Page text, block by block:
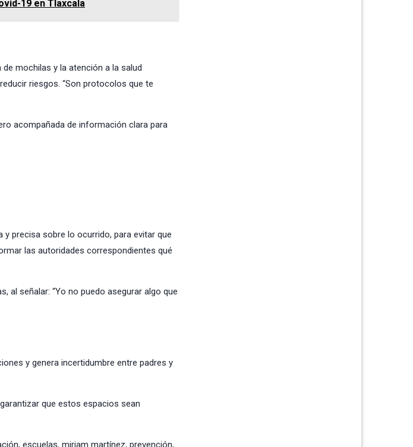
19 en Tlaxcala
mochilas y la atención a la salud
riesgos. “Son protocolos que te
acompañada de información clara para
precisa sobre lo ocurrido, para evitar que
las autoridades correspondientes qué
al señalar: “Yo no puedo asegurar algo que
y genera incertidumbre entre padres y
que estos espacios sean
, escuelas, miriam martínez, prevención,